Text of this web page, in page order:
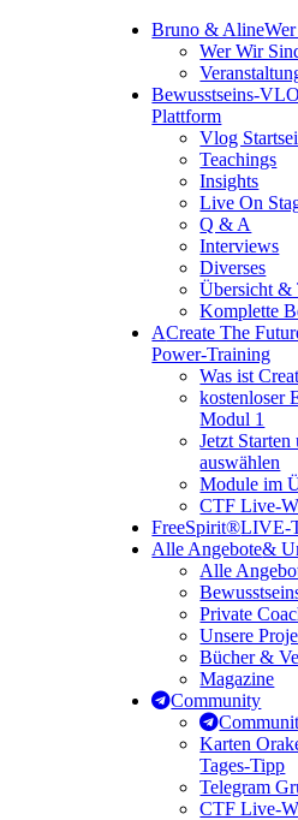
Bruno & Aline
Wer Wir
Bewusstseins-
Plattform
Vlog
Teachings
Insights
Live On
Q & A
Interviews
Diverses
Übersicht &
Komplette
ACreate The
Power-Training
Was ist
kostenloser
Modul 1
Jetzt
auswählen
Module im
CTF Live-
FreeSpirit®LIVE-
Alle Angebote&
Alle
Private
Unsere
Bücher &
Magazine
Community
Karten
Tages-Tipp
Telegram
CTF Live-